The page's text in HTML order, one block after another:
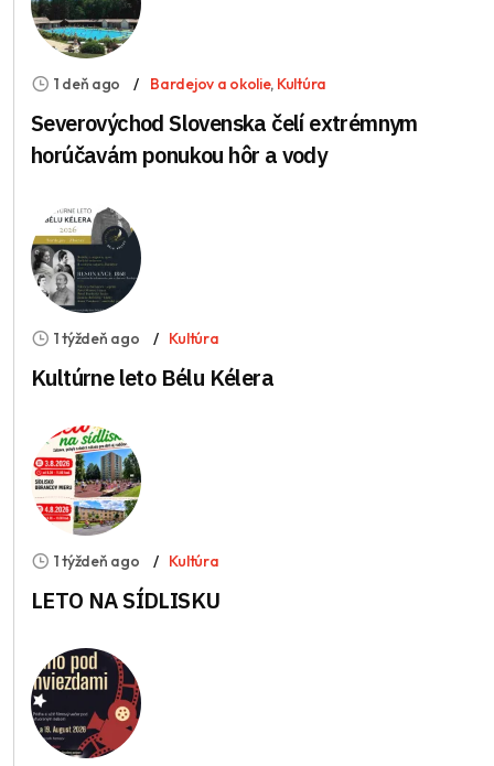
1 deň ago Bardejov a okolie, Kultúra
Severovýchod Slovenska čelí extrémnym
horúčavám ponukou hôr a vody
1 týždeň ago Kultúra
Kultúrne leto Bélu Kélera
1 týždeň ago Kultúra
LETO NA SÍDLISKU